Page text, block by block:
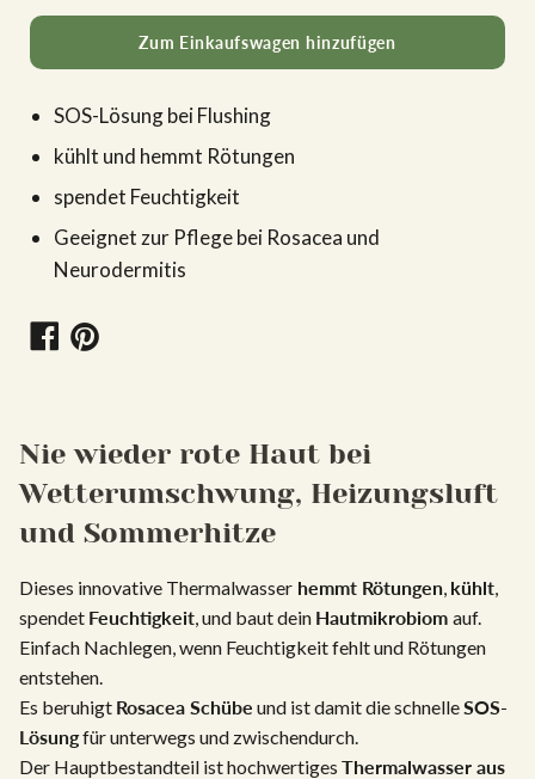
Zum Einkaufswagen hinzufügen
Warteliste
Lass dich benachrichtigen, wenn das
Produkt wieder lieferbar ist.
SOS-Lösung bei Flushing
kühlt und hemmt Rötungen
spendet Feuchtigkeit
Geeignet zur Pflege bei Rosacea und
Neurodermitis
AufAuf
Nie wieder rote Haut bei
Wetterumschwung, Heizungsluft
und Sommerhitze
Dieses innovative Thermalwasser hemmt Rötungen, kühlt,
spendet Feuchtigkeit, und baut dein Hautmikrobiom auf.
Einfach Nachlegen, wenn Feuchtigkeit fehlt und Rötungen
entstehen.
Es beruhigt Rosacea Schübe und ist damit die schnelleSOS-
Lösungfür unterwegs und zwischendurch.
Der Hauptbestandteil ist hochwertiges Thermalwasser aus